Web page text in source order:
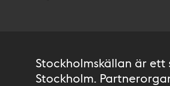
Stockholmskällan är
Stockholm.